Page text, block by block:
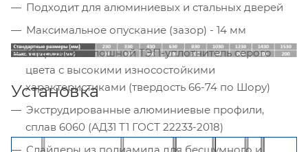
Подходит для алюминиевых и стальных дверей
Максимальное опускание (зазор) - 14 мм
Широкий сплошной ТЭП-уплотнитель серого
цвета с высокими износостойкими
характеристиками (твердость 66-74 по Шору)
Экструдированные алюминиевые профили,
сплав 6060 (АД31 Т1 ГОСТ 22233-2018)
Установка